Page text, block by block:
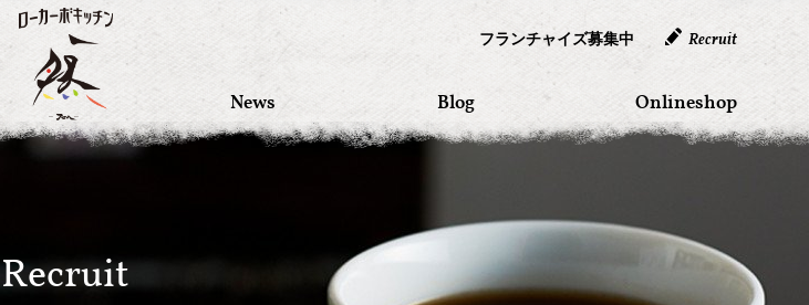
Recruit
フランチャイズ募集中
News Blog Onlineshop
Recruit